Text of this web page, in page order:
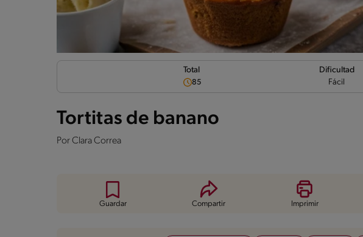
Total
85
Dificultad
Fácil
Tortitas de banano
PorClara Correa
Guardar Compartir Imprimir